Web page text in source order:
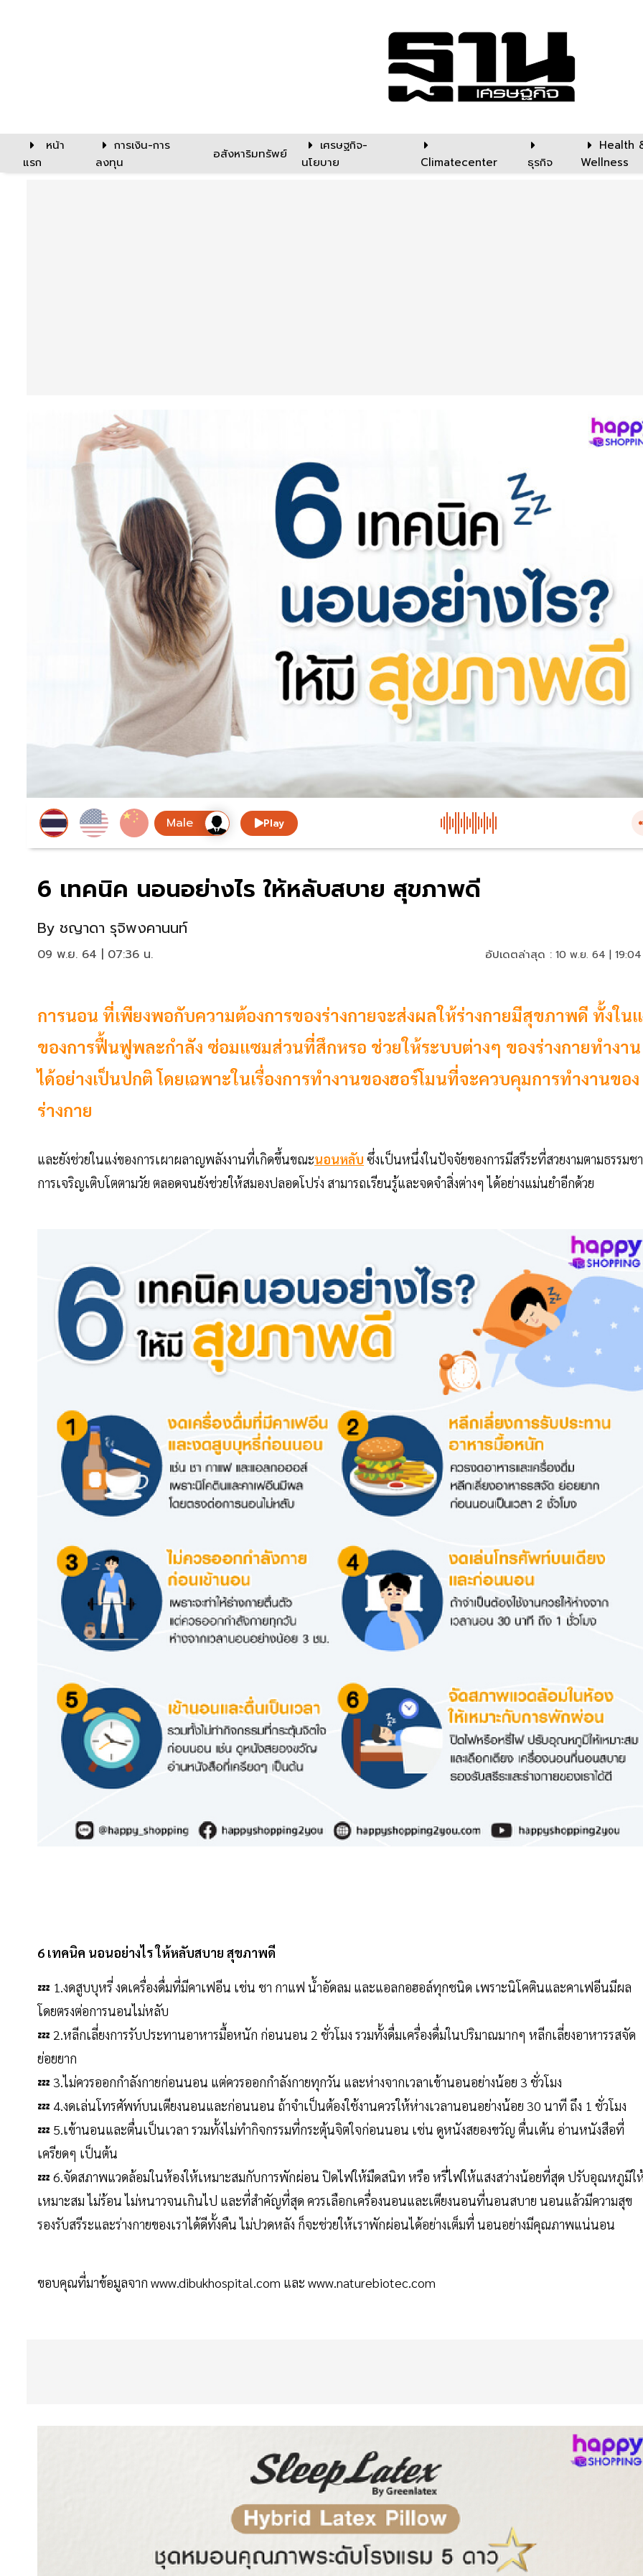
หน้า
แรก
การเงิน-การ
ลงทุน
อสังหาริมทรัพย์
เศรษฐกิจ-
นโยบาย
Climatecenter ธุรกิจ
Health
Wellness
Play
6 เทคนิค นอนอย่างไร ให้หลับสบาย สุขภาพดี
By ชญาดา รุจิพงคานนท์
09 พ.ย. 64 | 07:36 น. อัปเดตล่าสุด : 10 พ.ย. 64 |
การนอน ที่เพียงพอกับความต้องการของร่างกายจะส่งผลให้ร่างกายมีสุขภาพดี ทั้งใน
ของการฟื้นฟูพละกำลัง ซ่อมแซมส่วนที่สึกหรอ ช่วยให้ระบบต่างๆ ของร่างกายทำงาน
ได้อย่างเป็นปกติ โดยเฉพาะในเรื่องการทำงานของฮอร์โมนที่จะควบคุมการทำงานของ
ร่างกาย
และยังช่วยในแง่ของการเผาผลาญพลังงานที่เกิดขึ้นขณะนอนหลับ ซึ่งเป็นหนึ่งในปัจจัยของการมีสรีระที่สวยงามตามธรรมช
การเจริญเติบโตตามวัย ตลอดจนยังช่วยให้สมองปลอดโปร่ง สามารถเรียนรู้และจดจำสิ่งต่างๆ ได้อย่างแม่นยำอีกด้วย
6 เทคนิค นอนอย่างไร ให้หลับสบาย สุขภาพดี
💤 1.งดสูบบุหรี่ งดเครื่องดื่มที่มีคาเฟอีน เช่น ชา กาแฟ น้ำอัดลม และแอลกอฮอล์ทุกชนิด เพราะนิโคตินและคาเฟอีนมีผล
โดยตรงต่อการนอนไม่หลับ
💤 2.หลีกเลี่ยงการรับประทานอาหารมื้อหนัก ก่อนนอน 2 ชั่วโมง รวมทั้งดื่มเครื่องดื่มในปริมาณมากๆ หลีกเลี่ยงอาหารรสจัด
ย่อยยาก
💤 3.ไม่ควรออกกำลังกายก่อนนอน แต่ควรออกกำลังกายทุกวัน และห่างจากเวลาเข้านอนอย่างน้อย 3 ชั่วโมง
💤 4.งดเล่นโทรศัพท์บนเตียงนอนและก่อนนอน ถ้าจำเป็นต้องใช้งานควรให้ห่างเวลานอนอย่างน้อย 30 นาที ถึง 1 ชั่วโมง
💤 5.เข้านอนและตื่นเป็นเวลา รวมทั้งไม่ทำกิจกรรมที่กระตุ้นจิตใจก่อนนอน เช่น ดูหนังสยองขวัญ ตื่นเต้น อ่านหนังสือที่
เครียดๆ เป็นต้น
💤 6.จัดสภาพแวดล้อมในห้องให้เหมาะสมกับการพักผ่อน ปิดไฟให้มืดสนิท หรือ หรี่ไฟให้แสงสว่างน้อยที่สุด ปรับอุณหภูมิใ
เหมาะสม ไม่ร้อน ไม่หนาวจนเกินไป และที่สำคัญที่สุด ควรเลือกเครื่องนอนและเตียงนอนที่นอนสบาย นอนแล้วมีความสุข
รองรับสรีระและร่างกายของเราได้ดีทั้งคืน ไม่ปวดหลัง ก็จะช่วยให้เราพักผ่อนได้อย่างเต็มที่ นอนอย่างมีคุณภาพแน่นอน
ขอบคุณที่มาข้อมูลจาก www.dibukhospital.com และ www.naturebiotec.com